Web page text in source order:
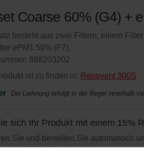
Coarse 60% (G4) +
besteht aus zwei Filtern, einem
ePM1 50% (F7).
988203202
ist zu finden in: Renovent 300S
Die Lieferung erfolgt in der Regel innerhalb
sich Ihr Produkt mit einem 15%
Sie und bestellen Sie automatisch
exklusiv für Privatkunden)